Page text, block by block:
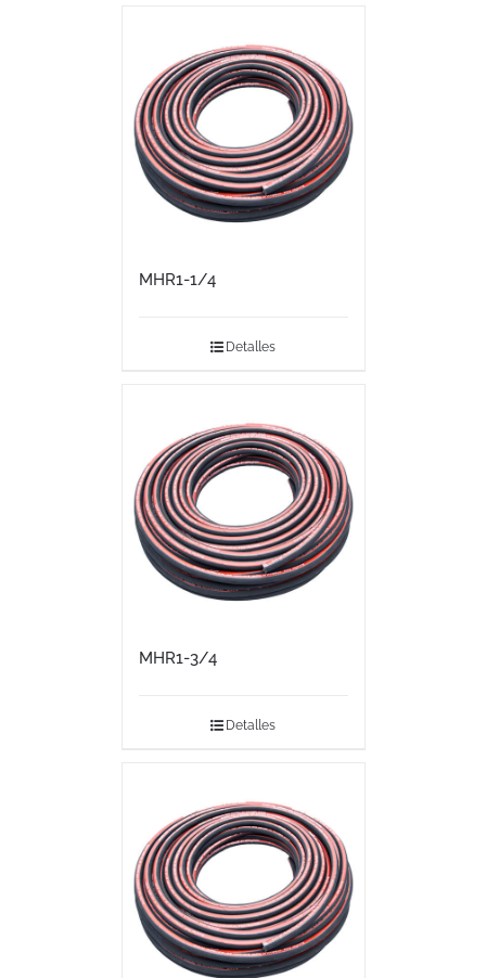
MHR1-1/4
Detalles
MHR1-3/4
Detalles